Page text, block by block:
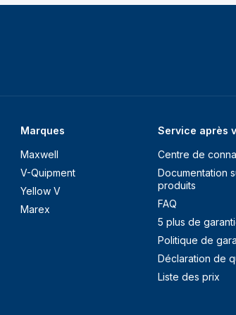
Marques
Maxwell
V-Quipment
Yellow V
Marex
Service après
Centre de
Documentation
produits
FAQ
5 plus de
Politique de
Déclaration de
Liste des prix